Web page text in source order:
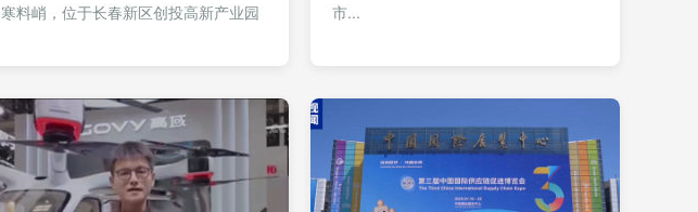
寒料峭，位于长春新区创投高新产业园
在地上的...
市...